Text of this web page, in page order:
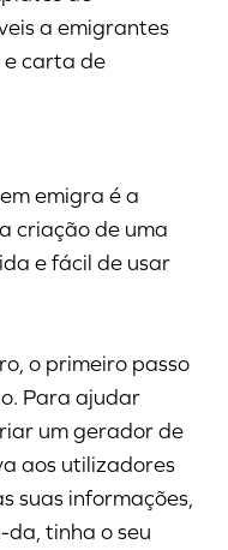
a emigrantes
e carta de
emigra é a
criação de uma
e fácil de usar
o primeiro passo
Para ajudar
um gerador de
aos utilizadores
suas informações,
tinha o seu